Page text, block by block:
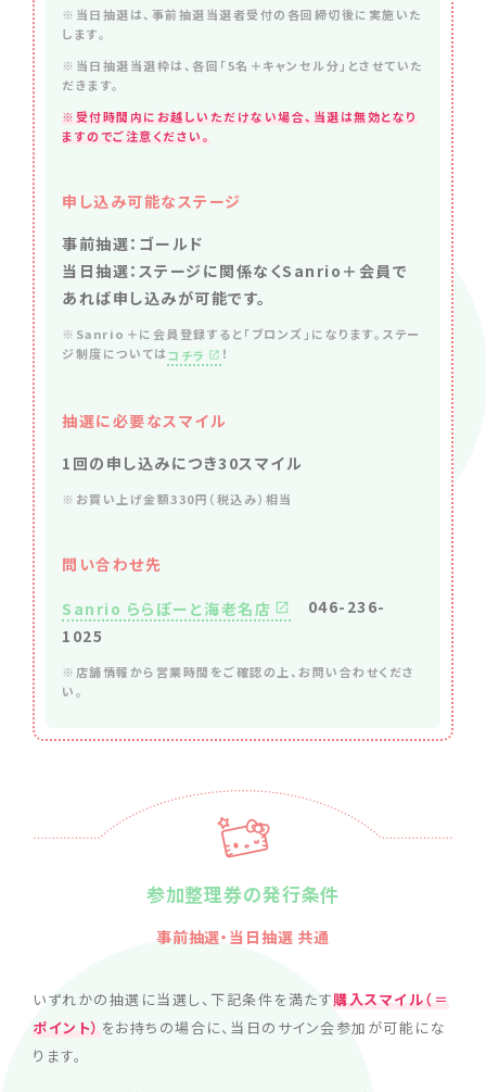
※当日抽選は、事前抽選当選者受付の各回締切後に実施いた
します。
※当日抽選当選枠は、各回「5名＋キャンセル分」とさせていた
だきます。
※受付時間内にお越しいただけない場合、当選は無効となり
ますのでご注意ください。
申し込み可能なステージ
事前抽選：ゴールド
当日抽選：ステージに関係なくSanrio＋会員で
あれば申し込みが可能です。
※Sanrio＋に会員登録すると「ブロンズ」になります。ステー
ジ制度についてはコチラ ！
抽選に必要なスマイル
1回の申し込みにつき30スマイル
※お買い上げ金額330円（税込み）相当
問い合わせ先
Sanrio ららぽーと海老名店
046-236-
1025
※店舗情報から営業時間をご確認の上、お問い合わせくださ
い。
参加整理券の発行条件
事前抽選・当日抽選 共通
いずれかの抽選に当選し、下記条件を満たす購入スマイル（＝
ポイント） をお持ちの場合に、当日のサイン会参加が可能にな
ります。